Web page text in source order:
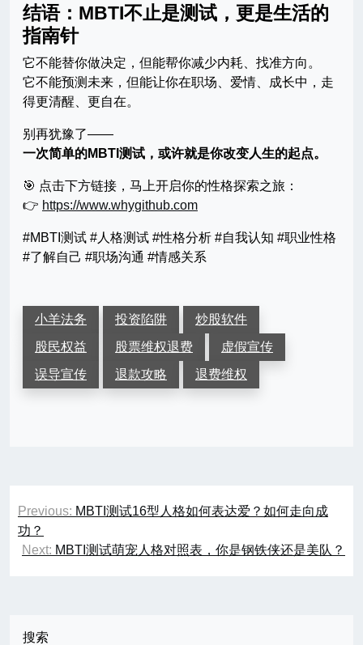
结语：MBTI不止是测试，更是生活的
指南针
它不能替你做决定，但能帮你减少内耗、找准方向。
它不能预测未来，但能让你在职场、爱情、成长中，走
得更清醒、更自在。
别再犹豫了——
一次简单的MBTI测试，或许就是你改变人生的起点。
🎯 点击下方链接，马上开启你的性格探索之旅：
👉 https://www.whygithub.com
#MBTI测试 #人格测试 #性格分析 #自我认知 #职业性格
#了解自己 #职场沟通 #情感关系
小羊法务 投资陷阱
炒股软件
股民权益
股票维权退费
虚假宣传
误导宣传
退款攻略 退费维权
文
章
导
Previous: MBTI测试16型人格如何表达爱？如何走向成
功？
Next: MBTI测试萌宠人格对照表，你是钢铁侠还是美队？
搜索